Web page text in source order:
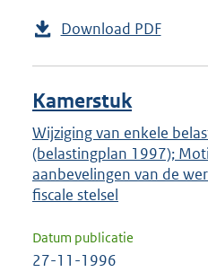
Download PDF
Kamerstuk
Wijziging van enkele
(belastingplan 1997);
aanbevelingen van de
fiscale stelsel
Datum publicatie
27-11-1996